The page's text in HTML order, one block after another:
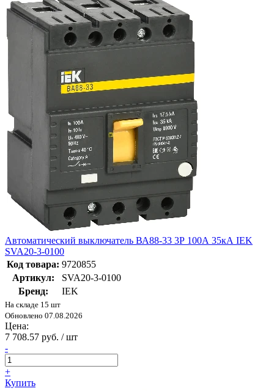
Автоматический выключатель ВА88-33 3Р 100А 35кА IEK
SVA20-3-0100
Код товара: 9720855
Артикул:
SVA20-3-0100
Бренд:
IEK
На складе 15 шт
Обновлено 07.08.2026
Цена:
7 708.57 руб. / шт
-
+
Купить